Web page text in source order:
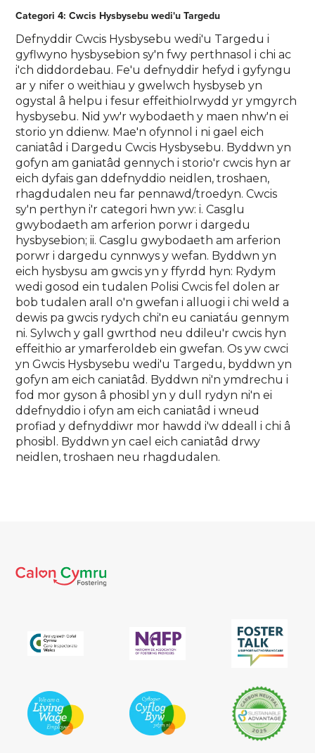
Categori 4: Cwcis Hysbysebu wedi'u Targedu
Defnyddir Cwcis Hysbysebu wedi'u Targedu i
gyflwyno hysbysebion sy'n fwy perthnasol i chi ac
i'ch diddordebau. Fe'u defnyddir hefyd i gyfyngu
ar y nifer o weithiau y gwelwch hysbyseb yn
ogystal â helpu i fesur effeithiolrwydd yr ymgyrch
hysbysebu. Nid yw'r wybodaeth y maen nhw'n ei
storio yn ddienw. Mae'n ofynnol i ni gael eich
caniatâd i Dargedu Cwcis Hysbysebu. Byddwn yn
gofyn am ganiatâd gennych i storio'r cwcis hyn ar
eich dyfais gan ddefnyddio neidlen, troshaen,
rhagdudalen neu far pennawd/troedyn. Cwcis
sy'n perthyn i'r categori hwn yw: i. Casglu
gwybodaeth am arferion porwr i dargedu
hysbysebion; ii. Casglu gwybodaeth am arferion
porwr i dargedu cynnwys y wefan. Byddwn yn
eich hysbysu am gwcis yn y ffyrdd hyn: Rydym
wedi gosod ein tudalen Polisi Cwcis fel dolen ar
bob tudalen arall o'n gwefan i alluogi i chi weld a
dewis pa gwcis rydych chi'n eu caniatáu gennym
ni. Sylwch y gall gwrthod neu ddileu'r cwcis hyn
effeithio ar ymarferoldeb ein gwefan. Os yw cwci
yn Gwcis Hysbysebu wedi'u Targedu, byddwn yn
gofyn am eich caniatâd. Byddwn ni'n ymdrechu i
fod mor gyson â phosibl yn y dull rydyn ni'n ei
ddefnyddio i ofyn am eich caniatâd i wneud
profiad y defnyddiwr mor hawdd i'w ddeall i chi â
phosibl. Byddwn yn cael eich caniatâd drwy
neidlen, troshaen neu rhagdudalen.